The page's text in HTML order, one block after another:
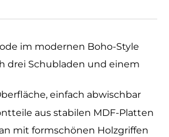
im modernen Boho-Style
drei Schubladen und einem
einfach abwischbar
aus stabilen MDF-Platten
mit formschönen Holzgriffen